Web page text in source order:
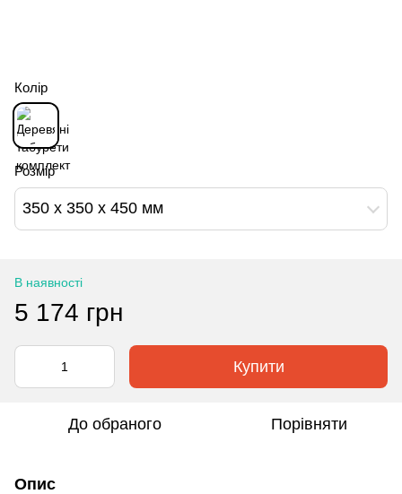
Колір
Розмір
350 x 350 x 450 мм
В наявності
5 174 грн
Купити
До обраного Порівняти
Опис